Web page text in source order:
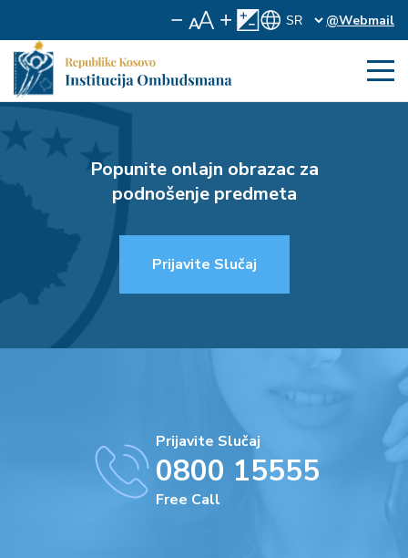
@Webmail
Popunite onlajn obrazac za
podnošenje predmeta
Prijavite Slučaj
Prijavite Slučaj
0800 15555
Free Call